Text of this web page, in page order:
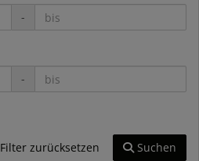
-
-
Filter zurücksetzen
Suchen